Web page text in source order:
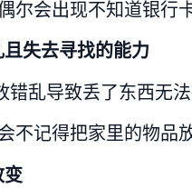
尔会出现不知道银行
失去寻找的能力
乱导致丢了东西无
不记得把家里的物品
变